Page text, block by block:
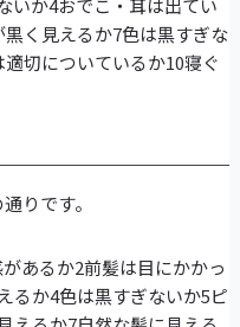
く見えるか7色は黒すぎな
切についているか10寝ぐ
りです。
あるか2前髪は目にかかっ
るか4色は黒すぎないか5ピ